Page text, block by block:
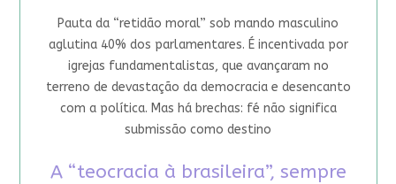
Pauta da “retidão moral” sob mando masculino
aglutina 40% dos parlamentares. É incentivada por
igrejas fundamentalistas, que avançaram no
terreno de devastação da democracia e desencanto
com a política. Mas há brechas: fé não significa
submissão como destino
A “teocracia à brasileira”, sempre